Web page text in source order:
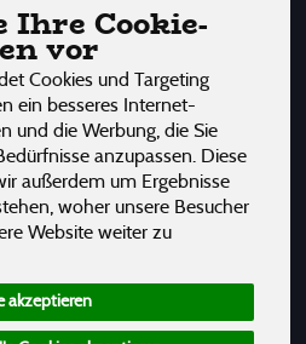
Ihre Cookie-
vor
Cookies und Targeting
ein besseres Internet-
und die Werbung, die Sie
anzupassen. Diese
außerdem um Ergebnisse
woher unsere Besucher
Website weiter zu
akzeptieren
Allergene